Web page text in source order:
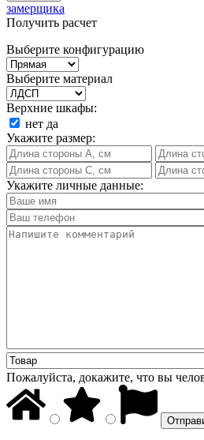
замерщика
Получить расчет
Выберите конфигурацию
Выберите материал
Верхние шкафы:
нет да
Укажите размер:
Укажите личные данные:
Пожалуйста, докажите, что вы